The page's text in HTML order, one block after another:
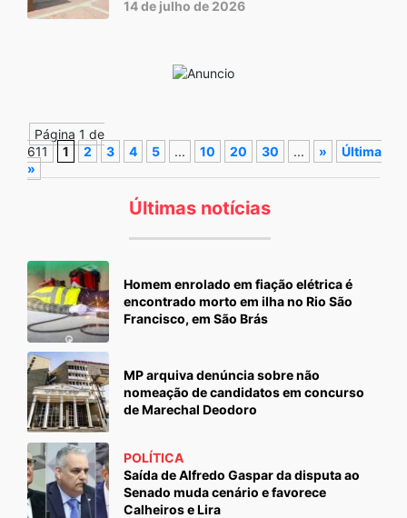
14 de julho de 2026
Página 1 de
611
1 2 3 4 5 ... 10 20 30 ... »
Última
»
Últimas notícias
Homem enrolado em fiação elétrica é
encontrado morto em ilha no Rio São
Francisco, em São Brás
MP arquiva denúncia sobre não
nomeação de candidatos em concurso
de Marechal Deodoro
POLÍTICA
Saída de Alfredo Gaspar da disputa ao
Senado muda cenário e favorece
Calheiros e Lira